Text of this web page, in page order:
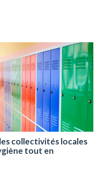
collectivités locales
tout en